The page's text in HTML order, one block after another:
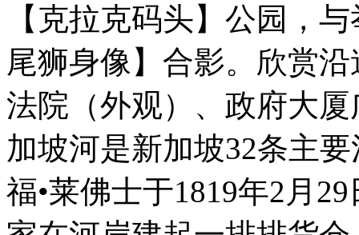
【克拉克码头】公园，
尾狮身像】合影。欣赏
法院（外观）、政府大
加坡河是新加坡32条主
福•莱佛士于1819年2月